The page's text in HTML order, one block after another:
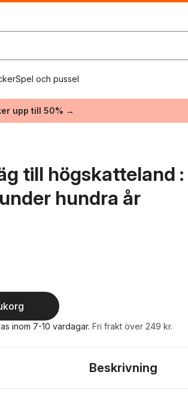
Spel och pussel
upp till 50% →
till högskatteland
hundra år
röster:
inom 7-10 vardagar. Fri frakt över 249 kr.
Beskrivning